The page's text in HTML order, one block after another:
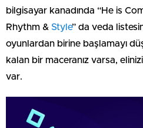
bilgisayar kanadında “He is
Rhythm & Style” da veda
oyunlardan birine başlamayı
kalan bir maceranız varsa,
var.